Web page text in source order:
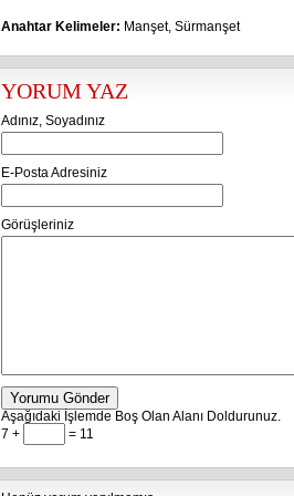
Anahtar Kelimeler: Manşet, Sürmanşet
YORUM YAZ
Adınız, Soyadınız
E-Posta Adresiniz
Görüşleriniz
Yorumu Gönder
Aşağıdaki İşlemde Boş Olan Alanı Doldurunuz.
7 +
= 11